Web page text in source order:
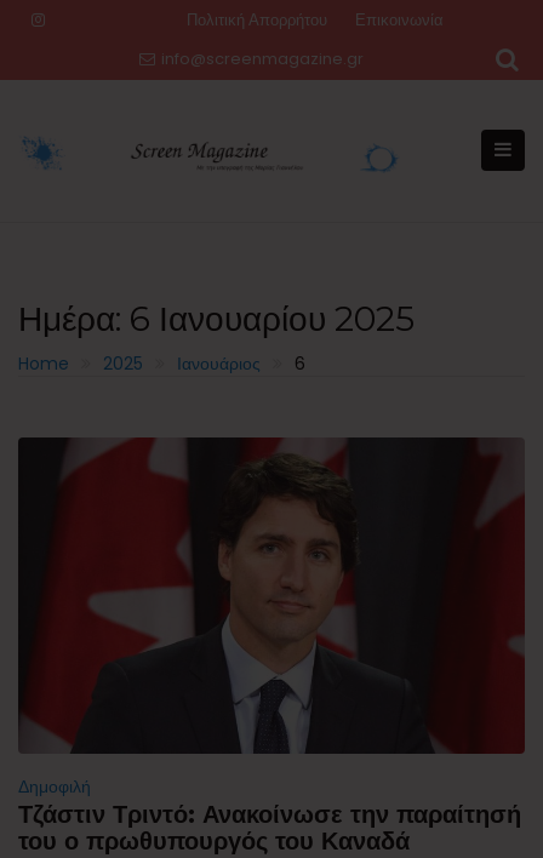
Πολιτική Απορρήτου
Επικοινωνία
info@screenmagazine.gr
Ημέρα: 6 Ιανουαρίου 2025
Home 2025 Ιανουάριος 6
Δημοφιλή
Τζάστιν Τριντό: Ανακοίνωσε την παραίτησή
του ο πρωθυπουργός του Καναδά